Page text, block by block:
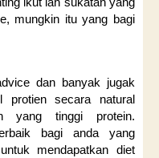
mungkin itu yang bagi
dan banyak jugak
protien secara natural
yang tinggi protein.
bagi anda yang
mendapatkan diet